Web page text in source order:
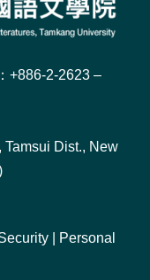
+886-2-2623 –
Dist., New
Personal